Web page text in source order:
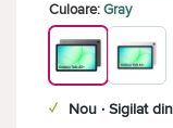
Culoare:Gray
✓ Nou · Sigilat